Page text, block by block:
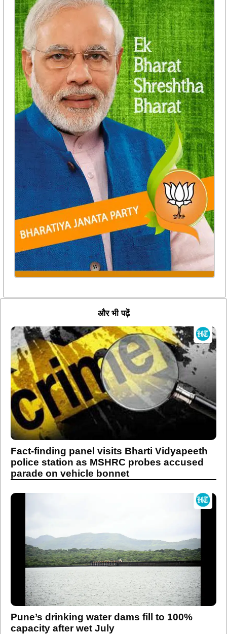
और भी पढ़ें
Fact-finding panel visits Bharti Vidyapeeth
police station as MSHRC probes accused
parade on vehicle bonnet
Pune’s drinking water dams fill to 100%
capacity after wet July